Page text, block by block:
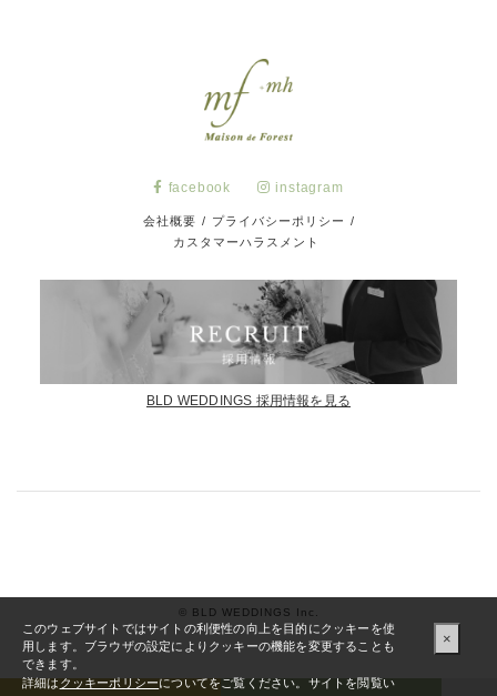
facebook instagram
会社概要 / プライバシーポリシー /
カスタマーハラスメント
BLD WEDDINGS 採用情報を見る
© BLD WEDDINGS Inc.
このウェブサイトではサイトの利便性の向上を目的にクッキーを使
用します。ブラウザの設定によりクッキーの機能を変更することも
できます。
詳細はクッキーポリシーについてをご覧ください。サイトを閲覧い
×